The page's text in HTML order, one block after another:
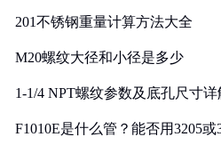
201不锈钢重量计算方法大全
M20螺纹大径和小径是多少
1-1/4 NPT螺纹参数及底孔尺寸详
F1010E是什么管？能否用3205或